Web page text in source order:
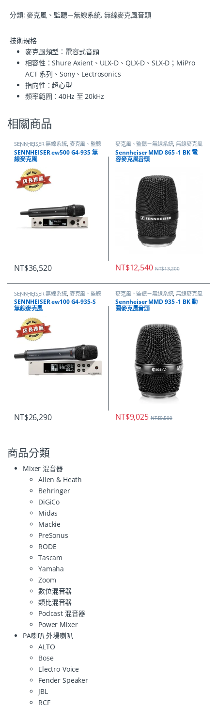
分類:麥克風、監聽－無線系統, 無線麥克風音頭
技術規格
麥克風類型：電容式音頭
相容性：Shure Axient、ULX-D、QLX-D、SLX-D；MiPro
ACT 系列、Sony、Lectrosonics
指向性：超心型
頻率範圍：40Hz 至 20kHz
相關商品
SENNHEISER 無線系統, 麥克風、監聽
－無線系統
SENNHEISER ew500 G4-935 無
線麥克風
NT$36,520
麥克風、監聽－無線系統,無線麥克風
音頭
Sennheiser MMD 865 -1 BK 電
容麥克風音頭
NT$12,540 NT$13,200
SENNHEISER 無線系統, 麥克風、監聽
－無線系統
SENNHEISER ew100 G4-935-S
無線麥克風
NT$26,290
麥克風、監聽－無線系統,無線麥克風
音頭
Sennheiser MMD 935 -1 BK 動
圈麥克風音頭
NT$9,025 NT$9,500
商品分類
Mixer 混音器
Allen & Heath
Behringer
DiGiCo
Midas
Mackie
PreSonus
RODE
Tascam
Yamaha
Zoom
數位混音器
類比混音器
Podcast 混音器
Power Mixer
PA喇叭 外場喇叭
ALTO
Bose
Electro-Voice
Fender Speaker
JBL
RCF